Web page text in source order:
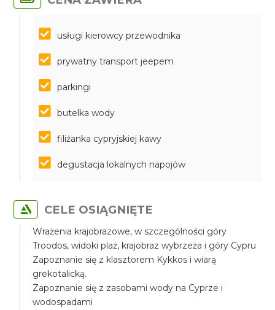
usługi kierowcy przewodnika
prywatny transport jeepem
parkingi
butelka wody
filiżanka cypryjskiej kawy
degustacja lokalnych napojów
CELE OSIĄGNIĘTE
Wrażenia krajobrazowe, w szczególności góry
Troodos, widoki plaż, krajobraz wybrzeża i góry Cypru
Zapoznanie się z klasztorem Kykkos i wiarą
grekotalicką.
Zapoznanie się z zasobami wody na Cyprze i
wodospadami